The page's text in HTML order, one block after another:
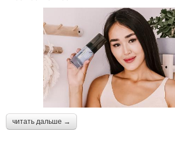
читать дальше →